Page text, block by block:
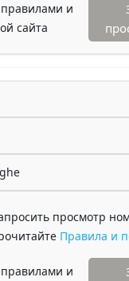
правилами и
сайта
просмотр
Правила и
правилами и